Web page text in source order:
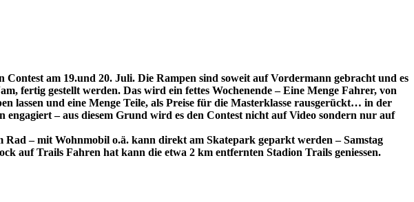
am 19.und 20. Juli. Die Rampen sind soweit auf Vordermann gebracht und es
fertig gestellt werden. Das wird ein fettes Wochenende – Eine Menge Fahrer, von
lassen und eine Menge Teile, als Preise für die Masterklasse rausgerückt… in der
engagiert – aus diesem Grund wird es den Contest nicht auf Video sondern nur auf
– mit Wohnmobil o.ä. kann direkt am Skatepark geparkt werden – Samstag
auf Trails Fahren hat kann die etwa 2 km entfernten Stadion Trails geniessen.